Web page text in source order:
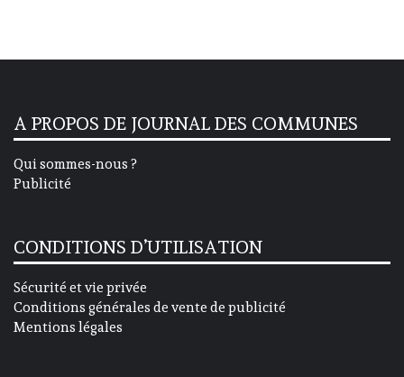
A PROPOS DE JOURNAL DES COMMUNES
Qui sommes-nous ?
Publicité
CONDITIONS D’UTILISATION
Sécurité et vie privée
Conditions générales de vente de publicité
Mentions légales